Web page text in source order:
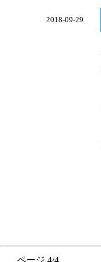
2018-09-29
ページ 4/4